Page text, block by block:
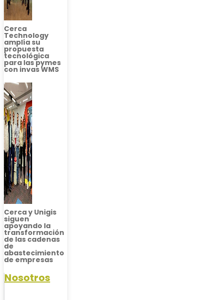
Cerca
Technology
amplía su
propuesta
tecnológica
para las pymes
con invas WMS
Cerca y Unigis
siguen
apoyando la
transformación
de las cadenas
de
abastecimiento
de empresas
Nosotros